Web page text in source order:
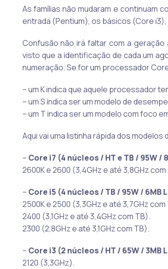
As famílias não mudaram e continuam
entrada (Pentium), os básicos (Core
Confusão não irá faltar com a
visto que a identificação de cada um
numeração. Se for um processador
– um K indica que aquele processador
– um S indica ser um modelo de
– um T indica ser um modelo com foco
Aqui vai uma listinha rápida dos
– Core i7 (4 núcleos / HT e TB / 95W /
2600K e 2600 (3,4GHz e até 3,8GHz com
– Core i5 (4 núcleos / TB / 95W / 6MB
2500K e 2500 (3,3GHz e até 3,7GHz com
2400 (3,1GHz e até 3,4GHz com TB).
2300 (2,8GHz e até 3,1GHz com TB).
– Core i3 (2 núcleos / HT / 65W / 3MB
2120 (3,3GHz).